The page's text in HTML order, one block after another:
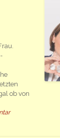
ob von